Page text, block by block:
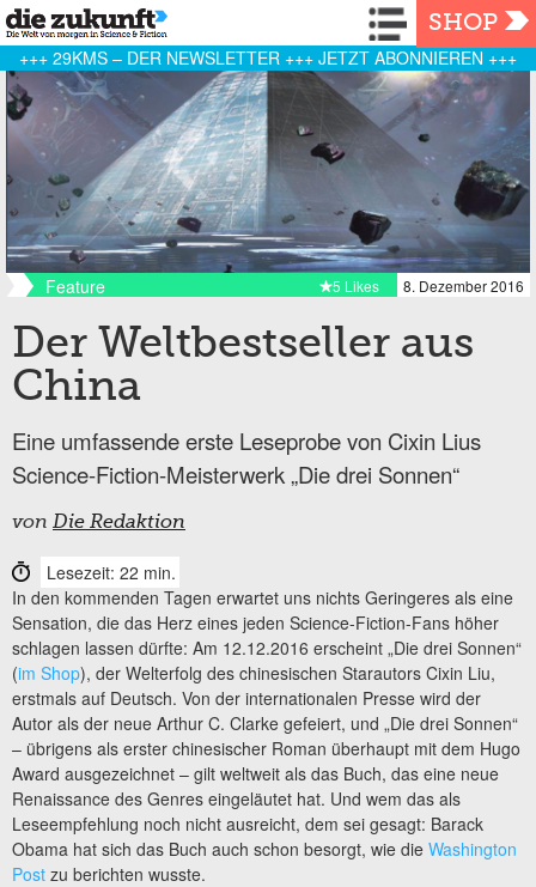
Navigation
SHOP
+++ 29KMS – DER NEWSLETTER +++ JETZT ABONNIEREN +++
Feature 8. Dezember 2016
5 Likes
Der Weltbestseller aus
China
Eine umfassende erste Leseprobe von Cixin Lius
Science-Fiction-Meisterwerk „Die drei Sonnen“
von Die Redaktion
Lesezeit: 22 min.
In den kommenden Tagen erwartet uns nichts Geringeres als eine
Sensation, die das Herz eines jeden Science-Fiction-Fans höher
schlagen lassen dürfte: Am 12.12.2016 erscheint „Die drei Sonnen“
(im Shop), der Welterfolg des chinesischen Starautors Cixin Liu,
erstmals auf Deutsch. Von der internationalen Presse wird der
Autor als der neue Arthur C. Clarke gefeiert, und „Die drei Sonnen“
– übrigens als erster chinesischer Roman überhaupt mit dem Hugo
Award ausgezeichnet – gilt weltweit als das Buch, das eine neue
Renaissance des Genres eingeläutet hat. Und wem das als
Leseempfehlung noch nicht ausreicht, dem sei gesagt: Barack
Obama hat sich das Buch auch schon besorgt, wie die Washington
Post zu berichten wusste.